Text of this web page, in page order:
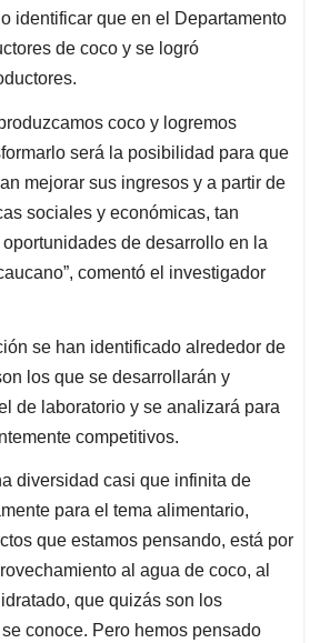
identificar que en el Departamento
de coco y se logró
coco y logremos
será la posibilidad para que
mejorar sus ingresos y a partir de
sociales y económicas, tan
de desarrollo en la
comentó el investigador
se han identificado alrededor de
los que se desarrollarán y
de laboratorio y se analizará para
competitivos.
diversidad casi que infinita de
para el tema alimentario,
que estamos pensando, está por
al agua de coco, al
que quizás son los
conoce. Pero hemos pensado